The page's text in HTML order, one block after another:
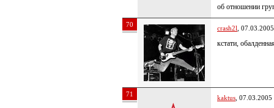
об отношении
70 crash2l ,
кстати,
71 kaktus ,